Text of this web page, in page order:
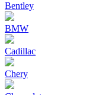
Bentley
BMW
Cadillac
Chery